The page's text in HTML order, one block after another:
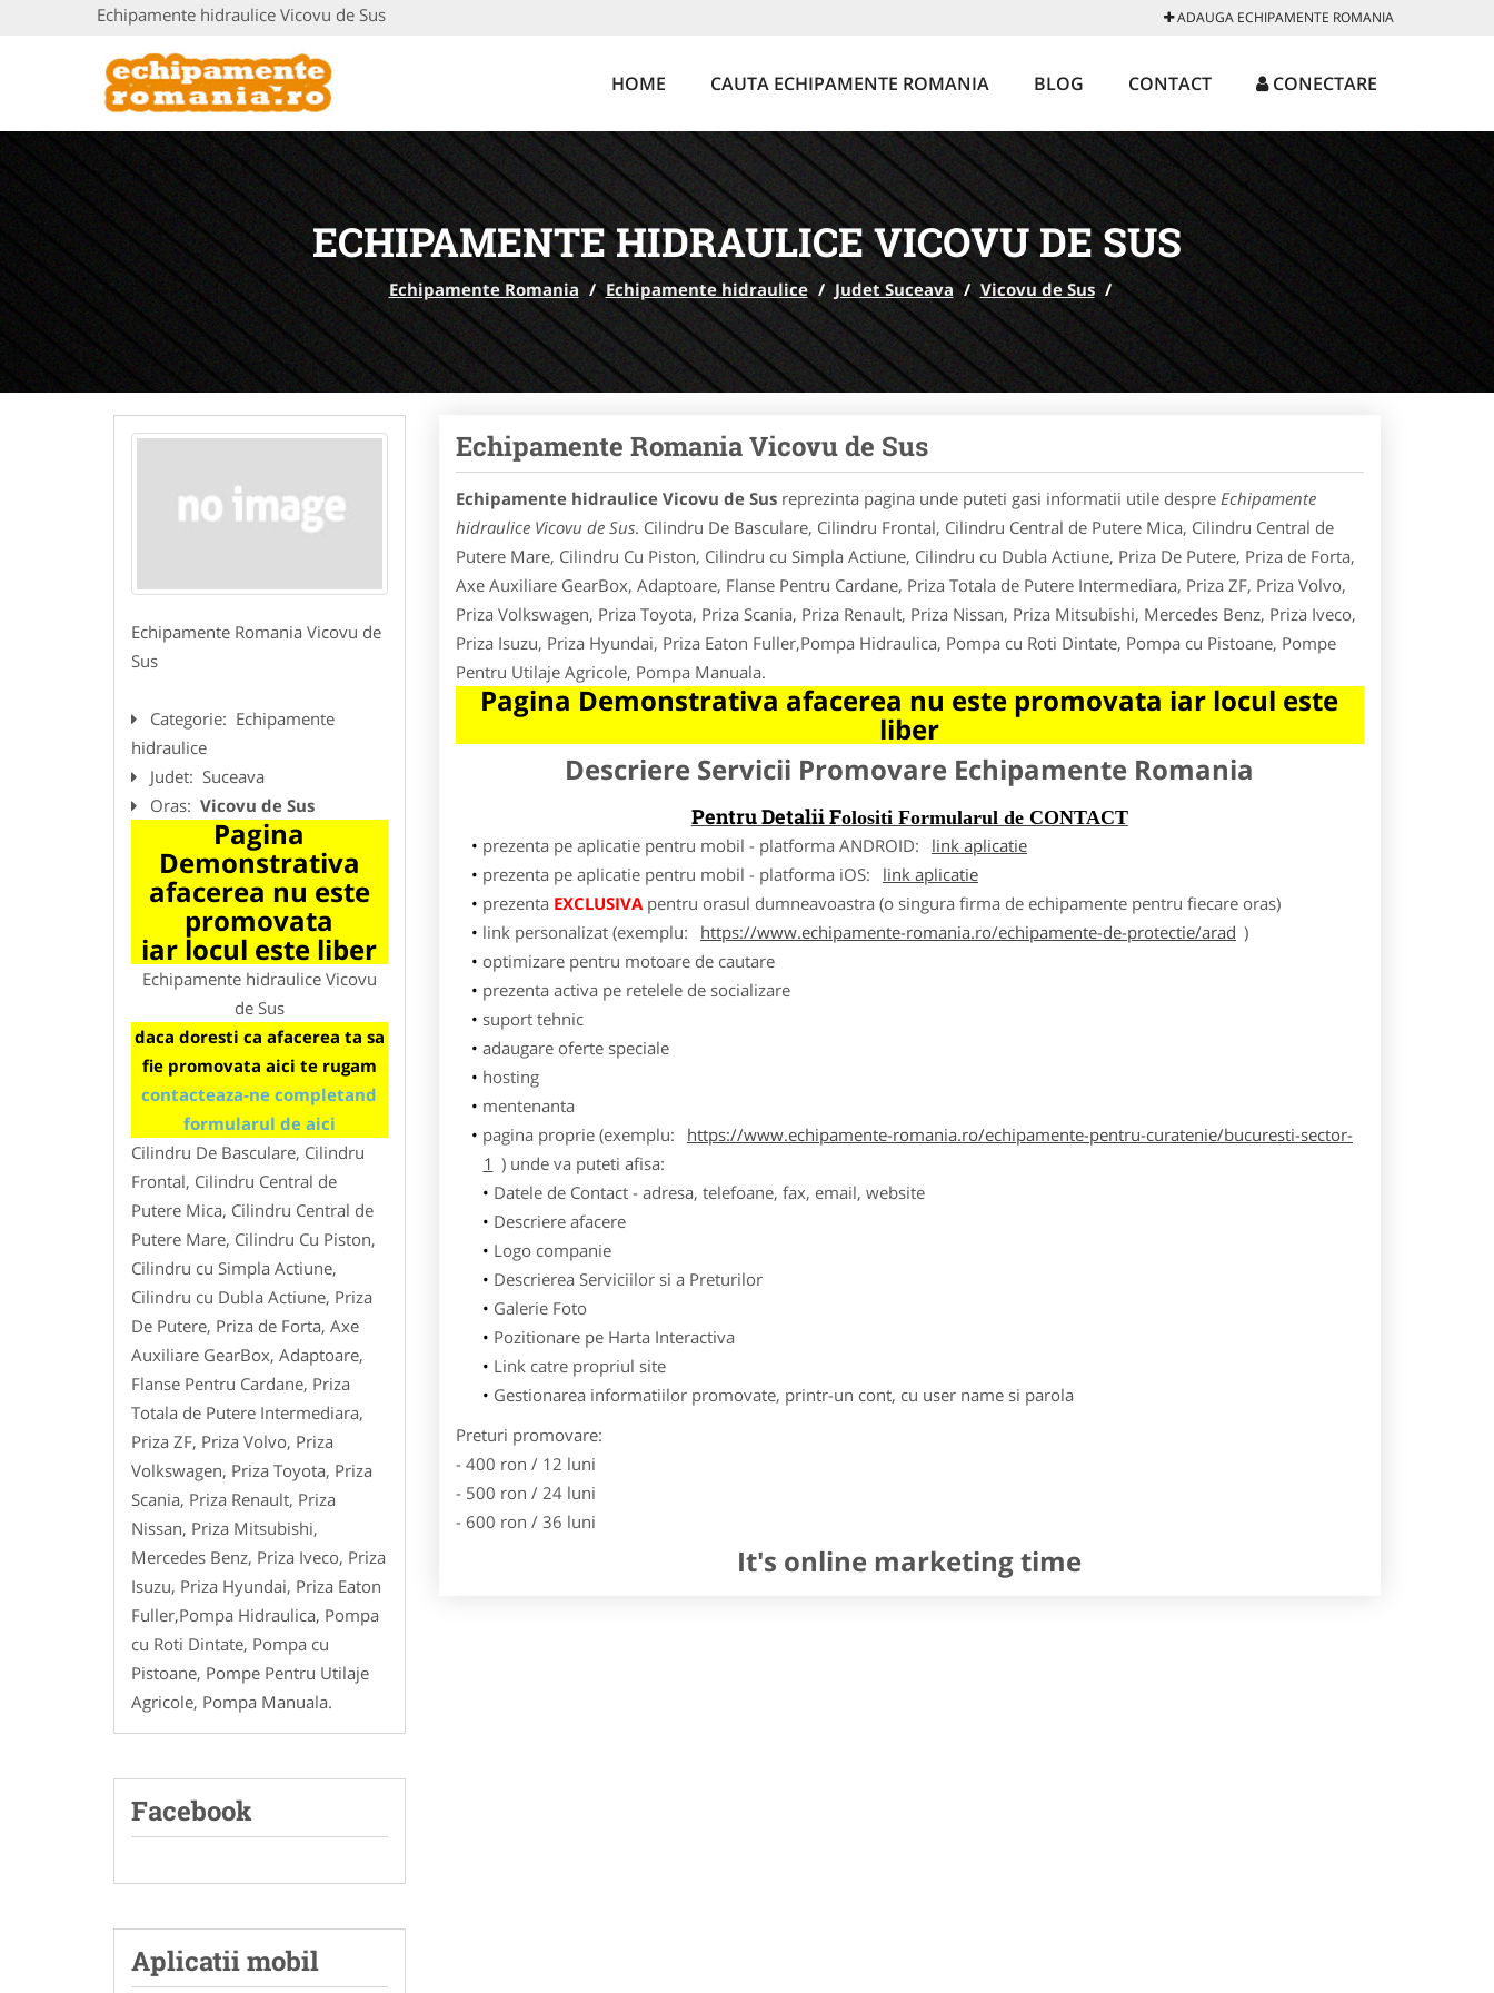
Echipamente hidraulice Vicovu de Sus ADAUGA ECHIPAMENTE ROMANIA
HOME CAUTA ECHIPAMENTE ROMANIA BLOG CONTACT CONECTARE
ECHIPAMENTE HIDRAULICE VICOVU DE SUS
Echipamente Romania / Echipamente hidraulice / Judet Suceava / Vicovu de Sus /
Echipamente Romania Vicovu de
Sus
Categorie: Echipamente
hidraulice
Judet: Suceava
Oras: Vicovu de Sus
Pagina
Demonstrativa
afacerea nu este
promovata
iar locul este liber
Echipamente hidraulice Vicovu
de Sus
daca doresti ca afacerea ta sa
fie promovata aici te rugam
contacteaza-ne completand
formularul de aici
Cilindru De Basculare, Cilindru
Frontal, Cilindru Central de
Putere Mica, Cilindru Central de
Putere Mare, Cilindru Cu Piston,
Cilindru cu Simpla Actiune,
Cilindru cu Dubla Actiune, Priza
De Putere, Priza de Forta, Axe
Auxiliare GearBox, Adaptoare,
Flanse Pentru Cardane, Priza
Totala de Putere Intermediara,
Priza ZF, Priza Volvo, Priza
Volkswagen, Priza Toyota, Priza
Scania, Priza Renault, Priza
Nissan, Priza Mitsubishi,
Mercedes Benz, Priza Iveco, Priza
Isuzu, Priza Hyundai, Priza Eaton
Fuller,Pompa Hidraulica, Pompa
cu Roti Dintate, Pompa cu
Pistoane, Pompe Pentru Utilaje
Agricole, Pompa Manuala.
Facebook
Aplicatii mobil
Echipamente Romania Vicovu de Sus
Echipamente hidraulice Vicovu de Susreprezinta pagina unde puteti gasi informatii utile despre Echipamente
hidraulice Vicovu de Sus. Cilindru De Basculare, Cilindru Frontal, Cilindru Central de Putere Mica, Cilindru Central de
Putere Mare, Cilindru Cu Piston, Cilindru cu Simpla Actiune, Cilindru cu Dubla Actiune, Priza De Putere, Priza de Forta,
Axe Auxiliare GearBox, Adaptoare, Flanse Pentru Cardane, Priza Totala de Putere Intermediara, Priza ZF, Priza Volvo,
Priza Volkswagen, Priza Toyota, Priza Scania, Priza Renault, Priza Nissan, Priza Mitsubishi, Mercedes Benz, Priza Iveco,
Priza Isuzu, Priza Hyundai, Priza Eaton Fuller,Pompa Hidraulica, Pompa cu Roti Dintate, Pompa cu Pistoane, Pompe
Pentru Utilaje Agricole, Pompa Manuala.
Pagina Demonstrativa afacerea nu este promovata iar locul este
liber
Descriere Servicii Promovare Echipamente Romania
Pentru Detalii Folositi Formularul de CONTACT
prezenta pe aplicatie pentru mobil - platforma ANDROID:
link aplicatie
prezenta pe aplicatie pentru mobil - platforma iOS:
link aplicatie
prezenta EXCLUSIVApentru orasul dumneavoastra (o singura firma de echipamente pentru fiecare oras)
link personalizat (exemplu:
https://www.echipamente-romania.ro/echipamente-de-protectie/arad )
optimizare pentru motoare de cautare
prezenta activa pe retelele de socializare
suport tehnic
adaugare oferte speciale
hosting
mentenanta
pagina proprie (exemplu:
https://www.echipamente-romania.ro/echipamente-pentru-curatenie/bucuresti-sector-
1 ) unde va puteti afisa:
Datele de Contact - adresa, telefoane, fax, email, website
Descriere afacere
Logo companie
Descrierea Serviciilor si a Preturilor
Galerie Foto
Pozitionare pe Harta Interactiva
Link catre propriul site
Gestionarea informatiilor promovate, printr-un cont, cu user name si parola
Preturi promovare:
- 400 ron / 12 luni
- 500 ron / 24 luni
- 600 ron / 36 luni
It's online marketing time